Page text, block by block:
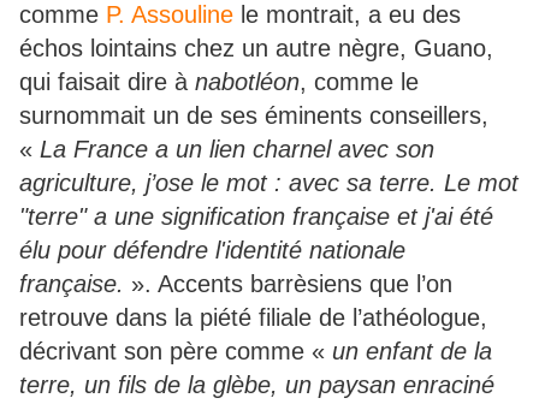
comme P. Assouline le montrait, a eu des
échos lointains chez un autre nègre, Guano,
qui faisait dire à nabotléon, comme le
surnommait un de ses éminents conseillers,
« La France a un lien charnel avec son
agriculture, j’ose le mot : avec sa terre. Le mot
"terre" a une signification française et j'ai été
élu pour défendre l'identité nationale
française. ». Accents barrèsiens que l’on
retrouve dans la piété filiale de l’athéologue,
décrivant son père comme « un enfant de la
terre, un fils de la glèbe, un paysan enraciné